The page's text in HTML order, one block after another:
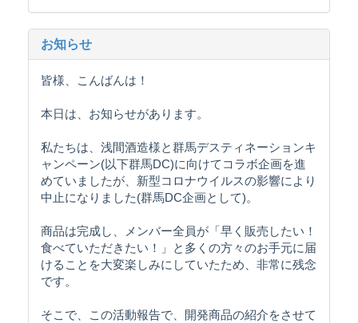
お知らせ
皆様、こんばんは！
本日は、お知らせがあります。
私たちは、浅間酒造様と群馬デスティネーションキ
ャンペーン(以下群馬DC)に向けてコラボ企画を進
めていましたが、新型コロナウイルスの影響により
中止になりました(群馬DC企画として)。
商品は完成し、メンバー全員が「早く販売したい！
食べていただきたい！」と多くの方々のお手元に届
けることを大変楽しみにしていたため、非常に残念
です。
そこで、この活動報告で、開発商品の紹介をさせて